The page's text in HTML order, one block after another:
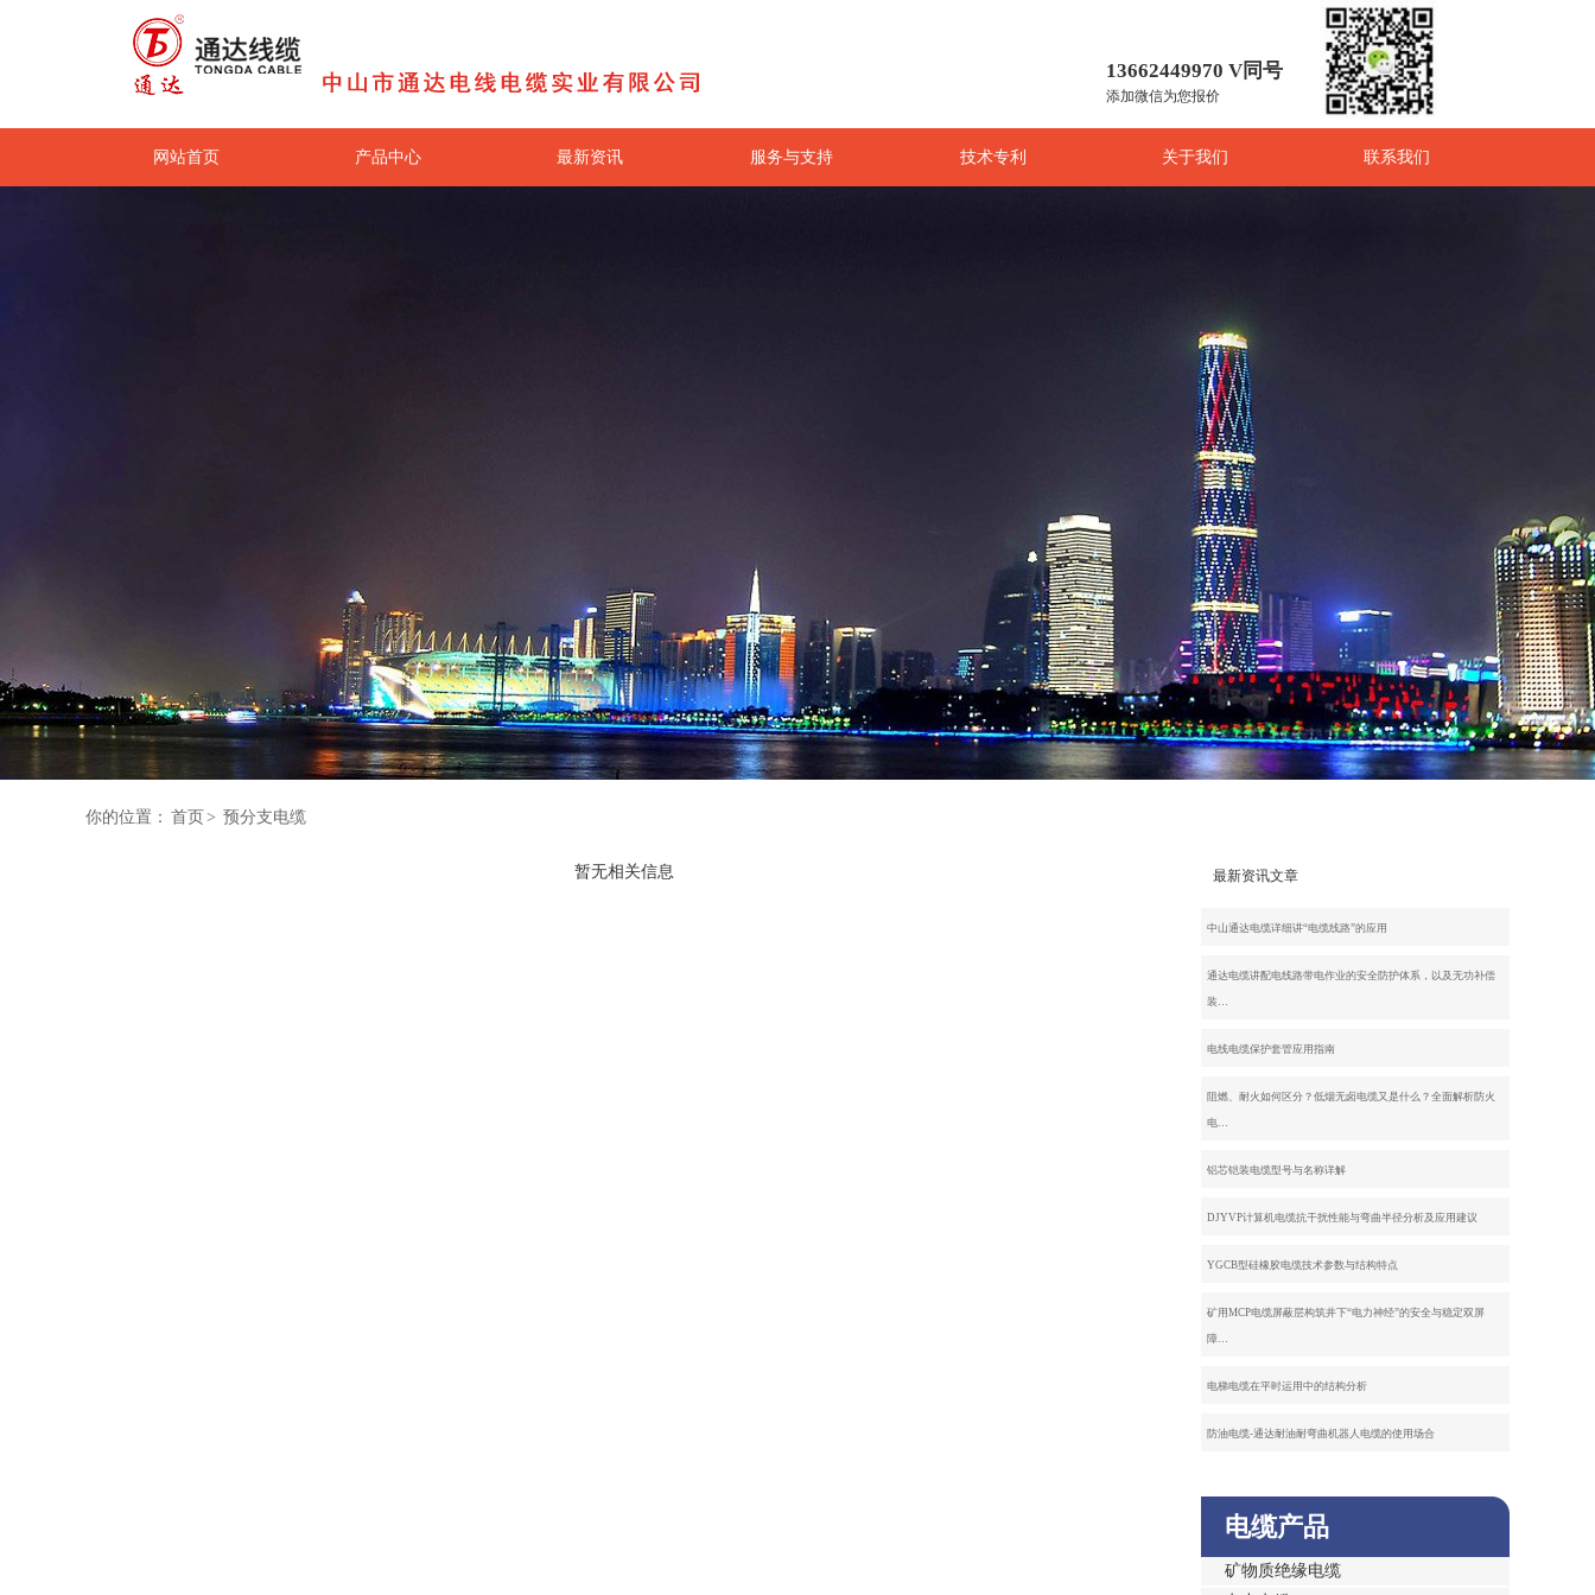
13662449970 V同号
添加微信为您报价
网站首页 产品中心 最新资讯 服务与支持 技术专利 关于我们 联系我们
你的位置： 首页 > 预分支电缆
最新资讯文章
中山通达电缆详细讲“电缆线路”的应用
通达电缆讲配电线路带电作业的安全防护体系，以及无功补偿
装…
电线电缆保护套管应用指南
阻燃、耐火如何区分？低烟无卤电缆又是什么？全面解析防火
电…
铝芯铠装电缆型号与名称详解
DJYVP计算机电缆抗干扰性能与弯曲半径分析及应用建议
YGCB型硅橡胶电缆技术参数与结构特点
矿用MCP电缆屏蔽层构筑井下“电力神经”的安全与稳定双屏
障…
电梯电缆在平时运用中的结构分析
防油电缆-通达耐油耐弯曲机器人电缆的使用场合
电缆产品
矿物质绝缘电缆
暂无相关信息